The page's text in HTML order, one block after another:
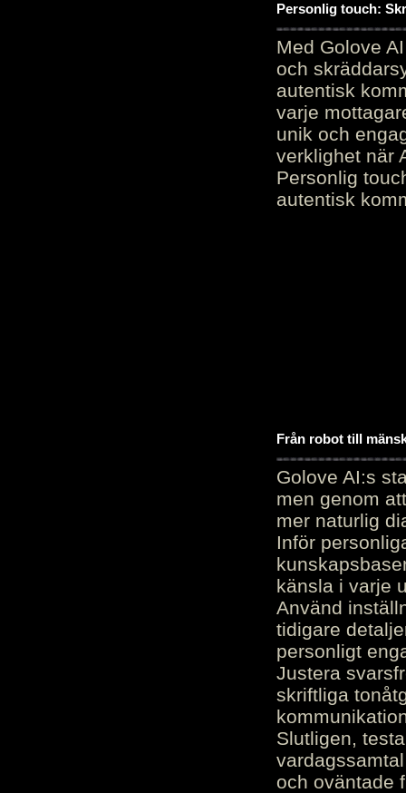
Personlig touch:
Med Golove
och
autentisk
varje
unik och
verklighet när
Personlig
autentisk
Från robot till
Golove AI:s
men genom
mer naturlig
Inför
känsla i varje
Använd
tidigare
personligt
Justera
skriftliga
Slutligen,
och oväntade